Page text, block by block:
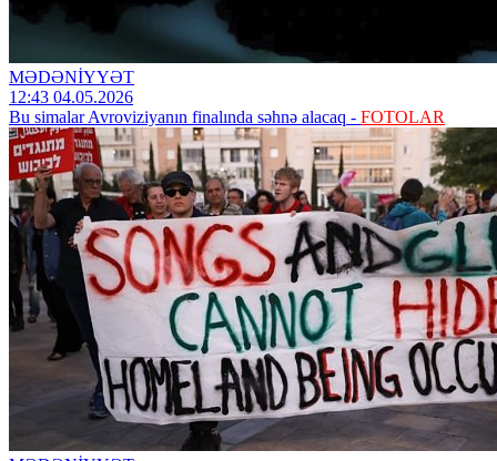
MƏDƏNİYYƏT
12:43 04.05.2026
Bu simalar Avroviziyanın finalında səhnə alacaq - FOTOLAR